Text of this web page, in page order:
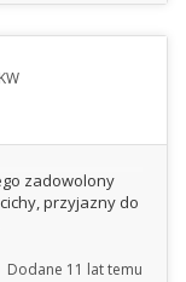
zadowolony
przyjazny do
Dodane 11 lat temu